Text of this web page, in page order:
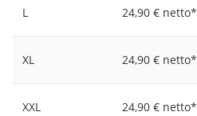
L 24,90 € netto*
XL 24,90 € netto*
XXL 24,90 € netto*